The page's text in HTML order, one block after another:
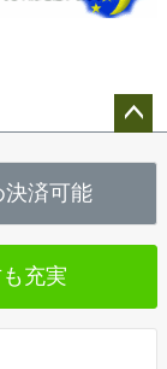
へ
済可能
充実